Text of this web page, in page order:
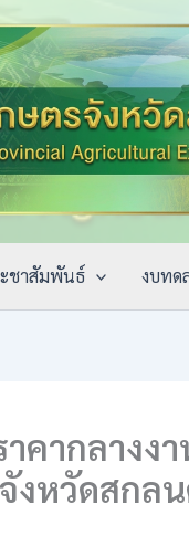
ชาสัมพันธ์ งบทด
คากลางง
งหวัดสกล